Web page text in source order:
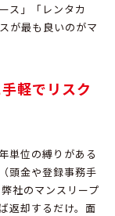
ス」「レンタカ
が最も良いのがマ
軽でリスク
単位の縛りがある
頭金や登録事務手
弊社のマンスリープ
返却するだけ。 面